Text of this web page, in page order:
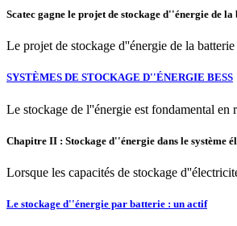
Scatec gagne le projet de stockage d''énergie de la
Le projet de stockage d''énergie de la
SYSTÈMES DE STOCKAGE D''ÉNERGIE BESS
Le stockage de l''énergie est fondamental en
Chapitre II : Stockage d''énergie dans le système
Lorsque les capacités de stockage
Le stockage d''énergie par batterie : un actif